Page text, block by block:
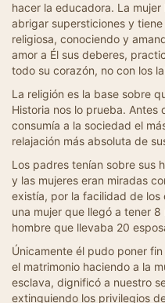
hacer la educadora. La
abrigar supersticiones y
religiosa, conociendo y
amor a Él sus deberes,
todo su corazón, no con los
La religión es la base sobre
Historia nos lo prueba. Antes
consumía a la sociedad el
relajación más absoluta de
Los padres tenían sobre sus
y las mujeres eran miradas
existía, por la facilidad de
una mujer que llegó a tener
hombre que llevaba 20
Únicamente él pudo poner
el matrimonio haciendo a la
esclava, dignificó a nuestro
extinguiendo los privilegios